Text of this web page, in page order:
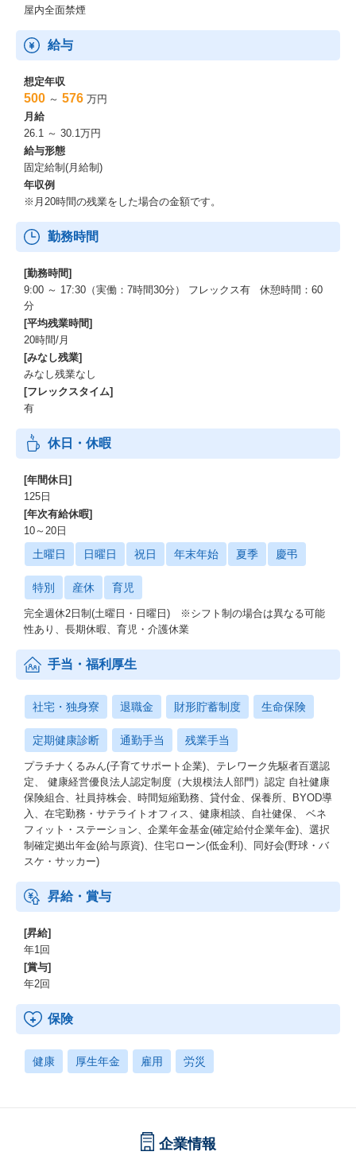
屋内全面禁煙
給与
想定年収
500 ～ 576 万円
月給
26.1 ～ 30.1万円
給与形態
固定給制(月給制)
年収例
※月20時間の残業をした場合の金額です。
勤務時間
[勤務時間]
9:00 ～ 17:30（実働：7時間30分） フレックス有 休憩時間：60
分
[平均残業時間]
20時間/月
[みなし残業]
みなし残業なし
[フレックスタイム]
有
休日・休暇
[年間休日]
125日
[年次有給休暇]
10～20日
土曜日 日曜日 祝日 年末年始 夏季 慶弔
特別 産休 育児
完全週休2日制(土曜日・日曜日) ※シフト制の場合は異なる可能
性あり、長期休暇、育児・介護休業
手当・福利厚生
社宅・独身寮 退職金 財形貯蓄制度 生命保険
定期健康診断 通勤手当 残業手当
プラチナくるみん(子育てサポート企業)、テレワーク先駆者百選認
定、 健康経営優良法人認定制度（大規模法人部門）認定 自社健康
保険組合、社員持株会、時間短縮勤務、貸付金、保養所、BYOD導
入、在宅勤務・サテライトオフィス、健康相談、自社健保、 ベネ
フィット・ステーション、企業年金基金(確定給付企業年金)、選択
制確定拠出年金(給与原資)、住宅ローン(低金利)、同好会(野球・バ
スケ・サッカー)
昇給・賞与
[昇給]
年1回
[賞与]
年2回
保険
健康 厚生年金 雇用 労災
企業情報